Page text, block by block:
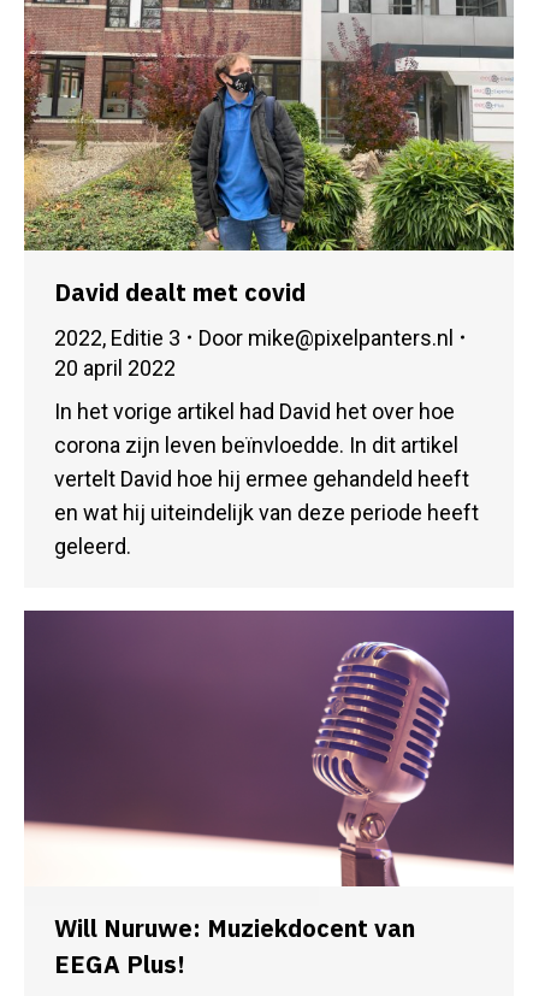
David dealt met covid
2022, Editie 3 Door mike@pixelpanters.nl
20 april 2022
In het vorige artikel had David het over hoe
corona zijn leven beïnvloedde. In dit artikel
vertelt David hoe hij ermee gehandeld heeft
en wat hij uiteindelijk van deze periode heeft
geleerd.
Will Nuruwe: Muziekdocent van
EEGA Plus!